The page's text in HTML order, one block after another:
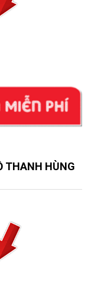
THANH HÙNG